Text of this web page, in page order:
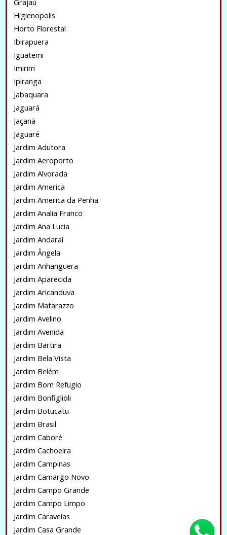
Grajaú
Higienopolis
Horto Florestal
Ibirapuera
Iguatemi
Imirim
Ipiranga
Jabaquara
Jaguará
Jaçanã
Jaguaré
Jardim Adutora
Jardim Aeroporto
Jardim Alvorada
Jardim America
Jardim America da Penha
Jardim Analia Franco
Jardim Ana Lucia
Jardim Andaraí
Jardim Ângela
Jardim Anhangüera
Jardim Aparecida
Jardim Aricanduva
Jardim Matarazzo
Jardim Avelino
Jardim Avenida
Jardim Bartira
Jardim Bela Vista
Jardim Belém
Jardim Bom Refugio
Jardim Bonfiglioli
Jardim Botucatu
Jardim Brasil
Jardim Caboré
Jardim Cachoeira
Jardim Campinas
Jardim Camargo Novo
Jardim Campo Grande
Jardim Campo Limpo
Jardim Caravelas
Jardim Casa Grande